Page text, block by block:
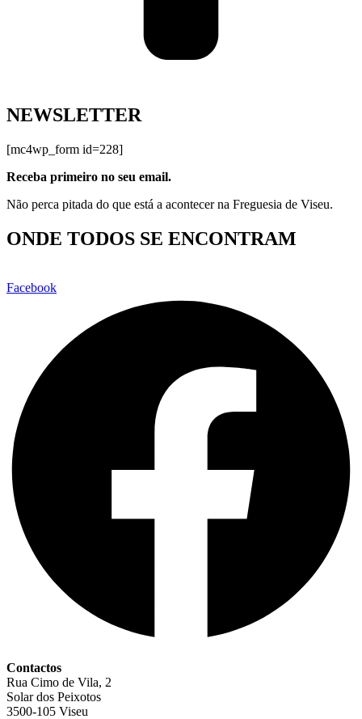
NEWSLETTER
[mc4wp_form id=228]
Receba primeiro no seu email.
Não perca pitada do que está a acontecer na Freguesia de Viseu.
ONDE TODOS SE ENCONTRAM
Facebook
Contactos
Rua Cimo de Vila, 2
Solar dos Peixotos
3500-105 Viseu